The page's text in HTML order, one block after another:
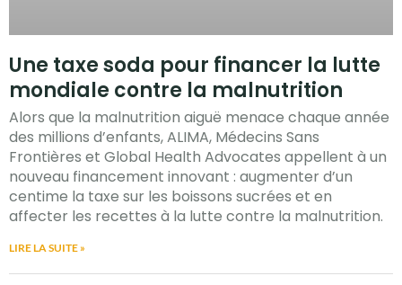
Une taxe soda pour financer la lutte
mondiale contre la malnutrition
Alors que la malnutrition aiguë menace chaque année
des millions d’enfants, ALIMA, Médecins Sans
Frontières et Global Health Advocates appellent à un
nouveau financement innovant : augmenter d’un
centime la taxe sur les boissons sucrées et en
affecter les recettes à la lutte contre la malnutrition.
LIRE LA SUITE »